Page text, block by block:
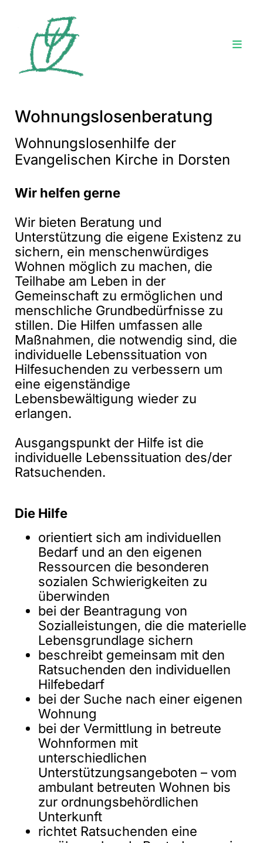
Wohnungslosenberatung
Wohnungslosenhilfe der
Evangelischen Kirche in Dorsten
Wir helfen gerne
Wir bieten Beratung und
Unterstützung die eigene Existenz zu
sichern, ein menschenwürdiges
Wohnen möglich zu machen, die
Teilhabe am Leben in der
Gemeinschaft zu ermöglichen und
menschliche Grundbedürfnisse zu
stillen. Die Hilfen umfassen alle
Maßnahmen, die notwendig sind, die
individuelle Lebenssituation von
Hilfesuchenden zu verbessern um
eine eigenständige
Lebensbewältigung wieder zu
erlangen.
Ausgangspunkt der Hilfe ist die
individuelle Lebenssituation des/der
Ratsuchenden.
Die Hilfe
orientiert sich am individuellen
Bedarf und an den eigenen
Ressourcen die besonderen
sozialen Schwierigkeiten zu
überwinden
bei der Beantragung von
Sozialleistungen, die die materielle
Lebensgrundlage sichern
beschreibt gemeinsam mit den
Ratsuchenden den individuellen
Hilfebedarf
bei der Suche nach einer eigenen
Wohnung
bei der Vermittlung in betreute
Wohnformen mit
unterschiedlichen
Unterstützungsangeboten – vom
ambulant betreuten Wohnen bis
zur ordnungsbehördlichen
Unterkunft
richtet Ratsuchenden eine